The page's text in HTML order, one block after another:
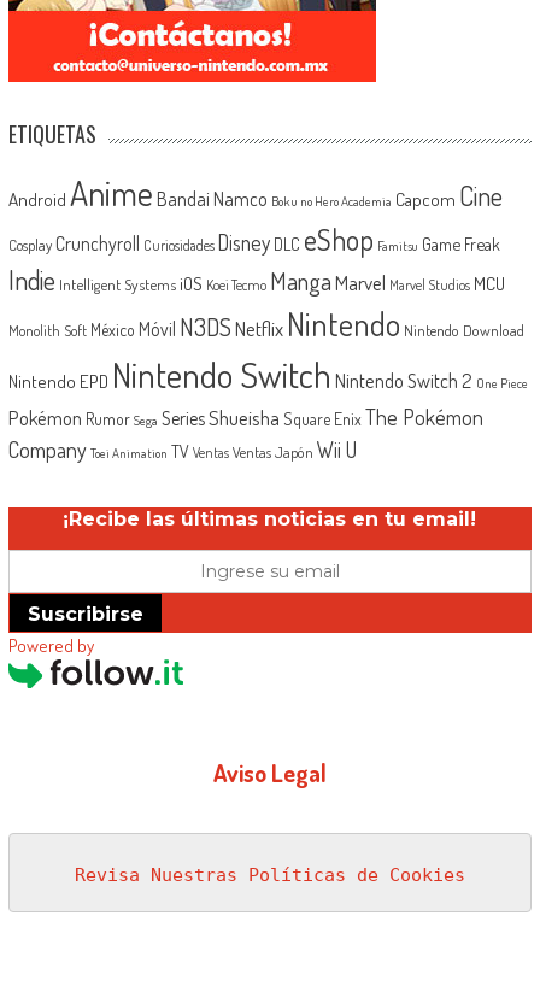
ETIQUETAS
Android Anime Bandai Namco Boku no Hero Academia Capcom Cine
Cosplay Crunchyroll Curiosidades Disney DLC eShop Famitsu Game Freak
Indie Intelligent Systems iOS Koei Tecmo MangaMarvel Marvel Studios MCU
Monolith Soft México Móvil N3DSNetflix Nintendo Nintendo Download
Nintendo EPD Nintendo Switch Nintendo Switch 2 One Piece
Pokémon Rumor Sega SeriesShueisha Square EnixThe Pokémon
Company Toei Animation TV Ventas Ventas Japón Wii U
¡Recibe las últimas noticias en tu email!
Suscribirse
Powered by
Aviso Legal
Revisa Nuestras Políticas de Cookies